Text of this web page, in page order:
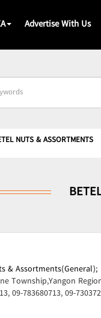
Advertise With Us
NUTS & ASSORTMENTS
& Assortments(General);
Township,Yangon
09-783680713, 09-